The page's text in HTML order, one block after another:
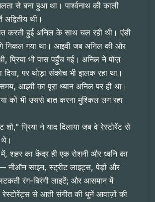
से बना हुआ था। पार्श्वनाथ की काली
अद्वितीय थी।
करती हुई अनिल के साथ चल रही थी। एंडी
निकल गया था। आइवी जब अनिल की ओर
प्रिया भी पास पहुँच गई। अनिल ने पोज़
दिया, पर थोड़ा संकोच भी झलक रहा था।
आइवी का पूरा ध्यान अनिल पर ही था।
को भी उससे बात करना मुश्किल लग रहा
शो,” प्रिया ने याद दिलाया जब वे रेस्टोरेंट से
थे।
शहर का केंद्र ही एक रोशनी और ध्वनि का
नीऑन साइन, स्ट्रीट लाइट्स, पेड़ों और
रंग-बिरंगी लाइटें; और आसमान में
रेस्टोरेंट्स से आती संगीत की धुनें आवाज़ों की